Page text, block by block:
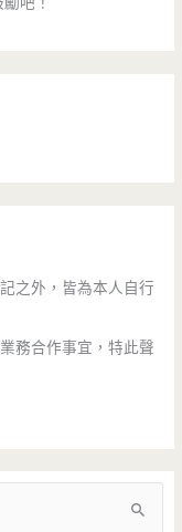
之外，皆為本人自行
務合作事宜，特此聲